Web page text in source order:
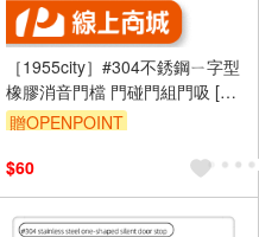
［1955city］#304不銹鋼ㄧ字型
橡膠消音門檔 門碰門組門吸 [長
度50mm]
贈OPENPOINT
$60